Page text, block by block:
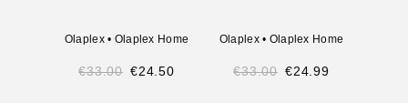
Olaplex• Olaplex Home
€33.00 €24.50
Olaplex• Olaplex Home
€33.00 €24.99